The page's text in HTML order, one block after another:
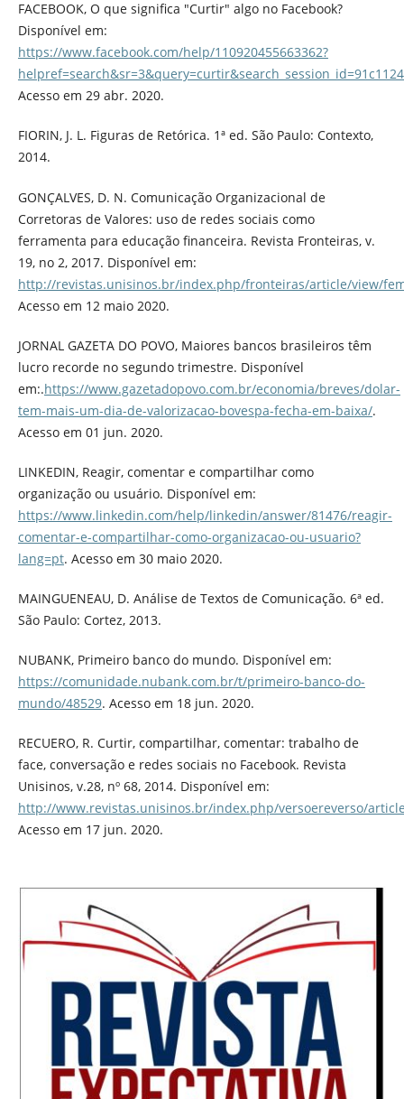
FACEBOOK, O que significa "Curtir" algo no Facebook?
Disponível em:
https://www.facebook.com/help/110920455663362?
Acesso em 29 abr. 2020.
FIORIN, J. L. Figuras de Retórica. 1ª ed. São Paulo: Contexto,
2014.
GONÇALVES, D. N. Comunicação Organizacional de
Corretoras de Valores: uso de redes sociais como
ferramenta para educação financeira. Revista Fronteiras, v.
19, no 2, 2017. Disponível em:
http://revistas.unisinos.br/index.php/fronteiras/article/view/
Acesso em 12 maio 2020.
JORNAL GAZETA DO POVO, Maiores bancos brasileiros têm
lucro recorde no segundo trimestre. Disponível
em:.https://www.gazetadopovo.com.br/economia/breves/dolar-
tem-mais-um-dia-de-valorizacao-bovespa-fecha-em-baixa/.
Acesso em 01 jun. 2020.
LINKEDIN, Reagir, comentar e compartilhar como
organização ou usuário. Disponível em:
https://www.linkedin.com/help/linkedin/answer/81476/reagir-
comentar-e-compartilhar-como-organizacao-ou-usuario?
lang=pt. Acesso em 30 maio 2020.
MAINGUENEAU, D. Análise de Textos de Comunicação. 6ª ed.
São Paulo: Cortez, 2013.
NUBANK, Primeiro banco do mundo. Disponível em:
https://comunidade.nubank.com.br/t/primeiro-banco-do-
mundo/48529. Acesso em 18 jun. 2020.
RECUERO, R. Curtir, compartilhar, comentar: trabalho de
face, conversação e redes sociais no Facebook. Revista
Unisinos, v.28, nº 68, 2014. Disponível em:
http://www.revistas.unisinos.br/index.php/versoereverso/
Acesso em 17 jun. 2020.